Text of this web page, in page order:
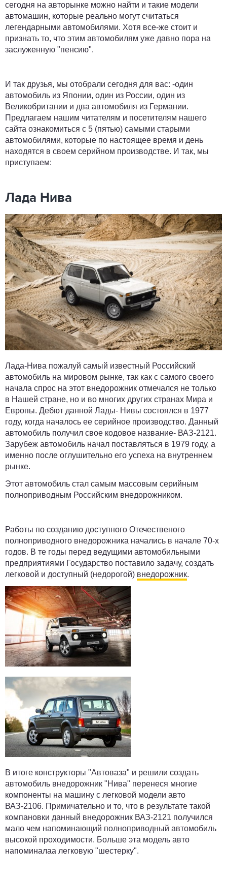
сегодня на авторынке можно найти и такие модели
автомашин, которые реально могут считаться
легендарными автомобилями. Хотя все-же стоит и
признать то, что этим автомобилям уже давно пора на
заслуженную "пенсию".
И так друзья, мы отобрали сегодня для вас: -один
автомобиль из Японии, один из России, один из
Великобритании и два автомобиля из Германии.
Предлагаем нашим читателям и посетителям нашего
сайта ознакомиться с 5 (пятью) самыми старыми
автомобилями, которые по настоящее время и день
находятся в своем серийном производстве. И так, мы
приступаем:
Лада Нива
Лада-Нива пожалуй самый известный Российский
автомобиль на мировом рынке, так как с самого своего
начала спрос на этот внедорожник отмечался не только
в Нашей стране, но и во многих других странах Мира и
Европы. Дебют данной Лады- Нивы состоялся в 1977
году, когда началось ее серийное производство. Данный
автомобиль получил свое кодовое название- ВАЗ-2121.
Зарубеж автомобиль начал поставляться в 1979 году, а
именно после оглушительно его успеха на внутреннем
рынке.
Этот автомобиль стал самым массовым серийным
полноприводным Российским внедорожником.
Работы по созданию доступного Отечественого
полноприводного внедорожника начались в начале 70-х
годов. В те годы перед ведущими автомобильными
предприятиями Государство поставило задачу, создать
легковой и доступный (недорогой) внедорожник.
В итоге конструкторы "Автоваза" и решили создать
автомобиль внедорожник "Нива" перенеся многие
компоненты на машину с легковой модели авто
ВАЗ-2106. Примичательно и то, что в результате такой
компановки данный внедорожник ВАЗ-2121 получился
мало чем напоминающий полноприводный автомобиль
высокой проходимости. Больше эта модель авто
напоминалаа легковую "шестерку".